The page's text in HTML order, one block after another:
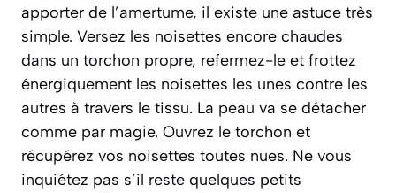
apporter de l’amertume, il existe une astuce très
simple. Versez les noisettes encore chaudes
dans un torchon propre, refermez-le et frottez
énergiquement les noisettes les unes contre les
autres à travers le tissu. La peau va se détacher
comme par magie. Ouvrez le torchon et
récupérez vos noisettes toutes nues. Ne vous
inquiétez pas s’il reste quelques petits